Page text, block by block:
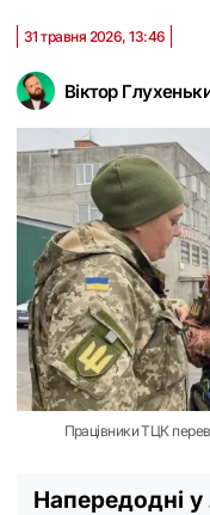
Віктор
31 травня 2026, 13:46
Працівники ТЦК
Напередодні у